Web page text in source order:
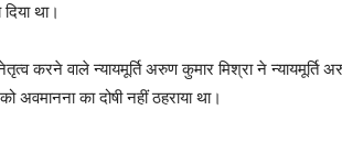
था।
करने वाले न्यायमूर्ति अरुण कुमार मिश्रा ने
अवमानना ​​का दोषी नहीं ठहराया था।